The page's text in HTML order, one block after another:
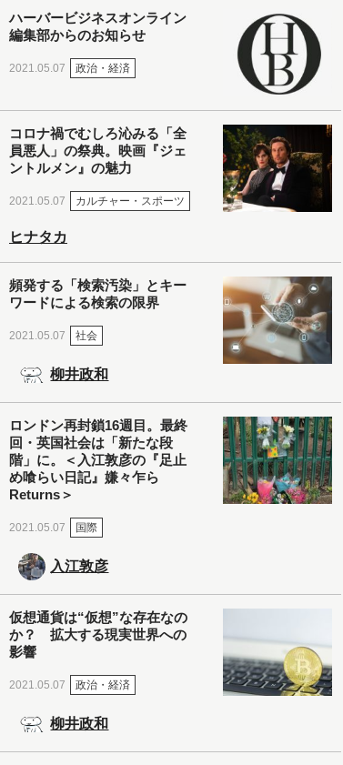
ハーバービジネスオンライン
編集部からのお知らせ
2021.05.07 政治・経済
コロナ禍でむしろ沁みる「全
員悪人」の祭典。映画『ジェ
ントルメン』の魅力
2021.05.07 カルチャー・スポーツ
ヒナタカ
頻発する「検索汚染」とキー
ワードによる検索の限界
2021.05.07 社会
柳井政和
ロンドン再封鎖16週目。最終
回・英国社会は「新たな段
階」に。＜入江敦彦の『足止
め喰らい日記』嫌々乍ら
Returns＞
2021.05.07 国際
入江敦彦
仮想通貨は“仮想”な存在なの
か？ 拡大する現実世界への
影響
2021.05.07 政治・経済
柳井政和